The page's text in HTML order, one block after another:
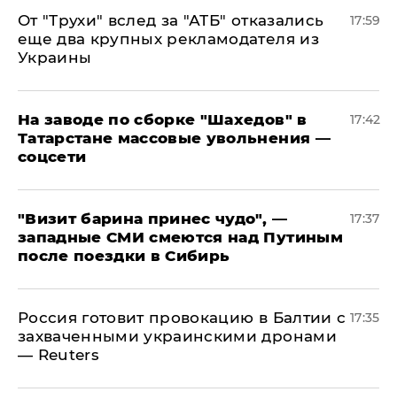
От "Трухи" вслед за "АТБ" отказались
еще два крупных рекламодателя из
Украины
17:59
На заводе по сборке "Шахедов" в
Татарстане массовые увольнения —
соцсети
17:42
"Визит барина принес чудо", —
западные СМИ смеются над Путиным
после поездки в Сибирь
17:37
​Россия готовит провокацию в Балтии с
захваченными украинскими дронами
— Reuters
17:35